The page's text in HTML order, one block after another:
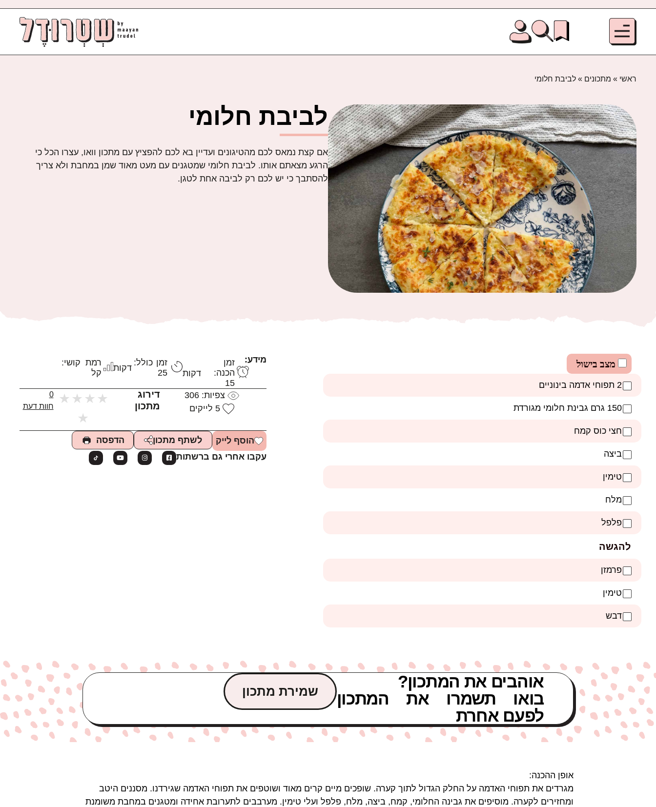
ראשי » מתכונים » לביבת חלומי
לביבת חלומי
אם קצת נמאס לכם מהטיגונים ועדיין בא לכם להפציץ עם מתכון וואו, עצרו הכל כי
הרגע מצאתם אותו. לביבת חלומי שמטגנים עם מעט מאוד שמן במחבת ולא צריך
להסתבך כי יש לכם רק לביבה אחת לטגן.
מצב בישול
2 תפוחי אדמה בינוניים
150 גרם גבינת חלומי מגורדת
חצי כוס קמח
ביצה
טימין
מלח
פלפל
להגשה
פרמזן
טימין
דבש
מידע:
זמן
הכנה:
15
דקות
זמן כולל:
25
דקות
רמת קושי:
קל
צפיות:306
5 לייקים
דירוג
מתכון
★
★
★
★
★
0
חוות דעת
הוסף לייק לשתף מתכון
הדפסה
עקבו אחרי גם ברשתות
אוהבים את המתכון?
בואו תשמרו את המתכון
לפעם אחרת
שמירת מתכון
אופן ההכנה:
מגרדים את תפוחי האדמה על החלק הגדול לתוך קערה. שופכים מיים קרים מאוד ושוטפים את תפוחי האדמה שגירדנו. מסננים היטב
ומחזירים לקערה. מוסיפים את גבינה החלומי, קמח, ביצה, מלח, פלפל ועלי טימין. מערבבים לתערובת אחידה ומטגנים במחבת משומנת